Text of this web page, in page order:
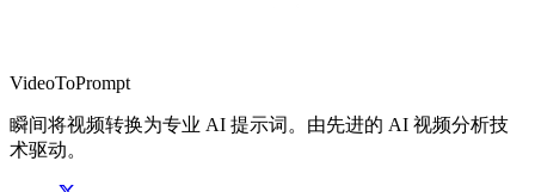
VideoToPrompt
瞬间将视频转换为专业 AI 提示词。由先进的 AI 视频分析技
术驱动。